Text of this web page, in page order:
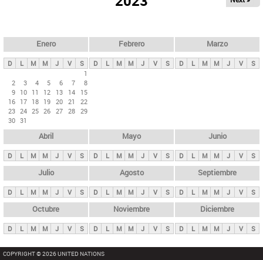
ds
p
n
c
i
p
l
e
s
Enero
D L M M J V
S
1
2
3 4 5 6 7
8
9 10 11 12 13 14
15
16 17 18 19 20 21
22
23 24 25 26 27 28 29
30 31
Febrero
D L M M J V S
Marzo
D L M M J V S
Abril
D L M M J V S
Mayo
D L M M J V S
Junio
D L M M J V S
Julio
D L M M J V S
Agosto
D L M M J V S
Septiembre
D L M M J V S
Octubre
D L M M J V S
Noviembre
D L M M J V S
Diciembre
D L M M J V S
COPYRIGHT © 2026 UNITED NATIONS